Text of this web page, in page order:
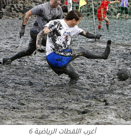
أغرب اللقطات الرياضية 6